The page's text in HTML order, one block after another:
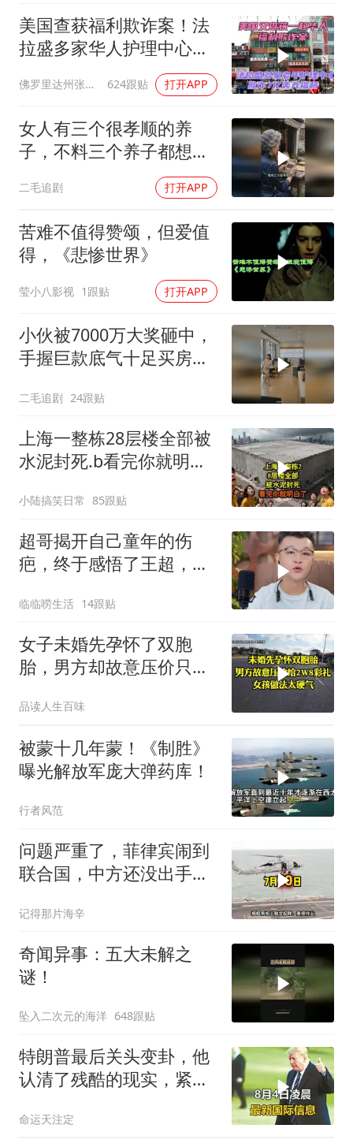
夯实基础开新局
美国查获福利欺诈案！法
拉盛多家华人护理中心欺
佛罗里达州张司令 624跟贴 打开APP
女人有三个很孝顺的养
子，不料三个养子都想害
二毛追剧 打开APP
苦难不值得赞颂，但爱值
得，《悲惨世界》
莹小八影视 1跟贴 打开APP
小伙被7000万大奖砸中，
手握巨款底气十足买房不
二毛追剧 24跟贴
上海一整栋28层楼全部被
水泥封死.b看完你就明白
小陆搞笑日常 85跟贴
超哥揭开自己童年的伤
疤，终于感悟了王超，他
临临唠生活 14跟贴
女子未婚先孕怀了双胞
胎，男方却故意压价只给
品读人生百味
被蒙十几年蒙！《制胜》
曝光解放军庞大弹药库！
行者风范
问题严重了，菲律宾闹到
联合国，中方还没出手，
记得那片海辛
奇闻异事：五大未解之
谜！
坠入二次元的海洋 648跟贴
特朗普最后关头变卦，他
认清了残酷的现实，紧急
命运天注定